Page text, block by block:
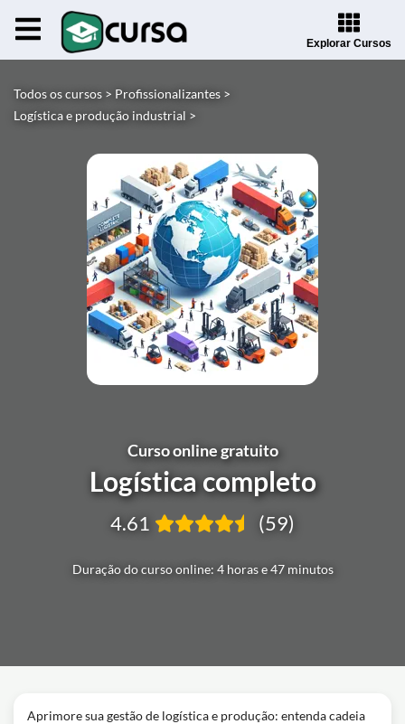
Explorar Cursos
Todos os cursos > Profissionalizantes >
Logística e produção industrial >
Curso online gratuito
Logística completo
Duração do curso online: 4 horas e 47 minutos
4.61 (59)
Aprimore sua gestão de logística e produção: entenda cadeia